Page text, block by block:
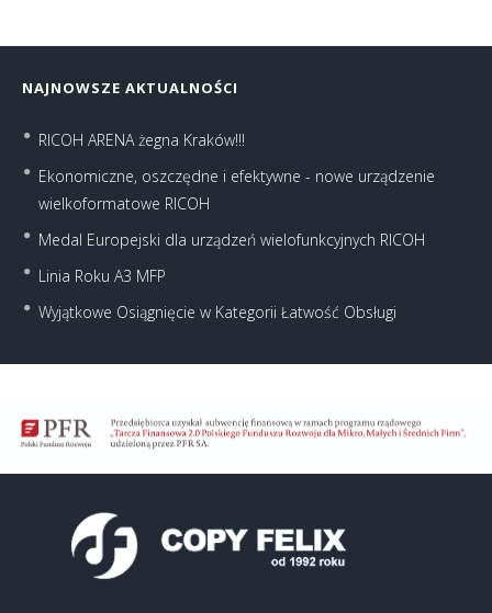
NAJNOWSZE AKTUALNOŚCI
RICOH ARENA żegna Kraków!!!
Ekonomiczne, oszczędne i efektywne - nowe urządzenie
wielkoformatowe RICOH
Medal Europejski dla urządzeń wielofunkcyjnych RICOH
Linia Roku A3 MFP
Wyjątkowe Osiągnięcie w Kategorii Łatwość Obsługi